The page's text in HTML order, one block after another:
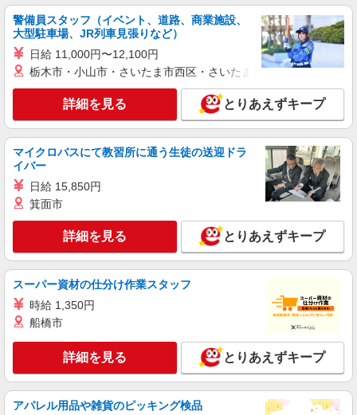
派遣社員
株式会社kotrio /●NG-H-1906775
刈谷駅≫タイパ重視で稼げる看護助手＊無料資
格支援で時給UP
時給1500円〜2125円 ＜日払い有/週払い有/交
通費全支給(ガソリン代含む)＞
刈谷市【刈谷駅近く】
詳細を見る
アルバイト
ス【看護助手】
看護助手（ナースエイド）
時給1,350円 ★週払いOK（規定あり） ※給与
幅は経験・能力による
愛知県刈谷市 【最寄駅】野田新町駅
キープ 詳細を見る
アルバイト パート 派遣社員
日研トータルソーシング株式会社 メディカルケア事業部/知立オフィ
ス【看護助手】
警備員スタッフ（イベント、道路、商業施設、
大型駐車場、JR列車見張りなど）
日給 11,000円〜12,100円
栃木市・小山市・さいたま市西区・さいたま市岩槻区・久喜市・
詳細を見る とりあえずキープ
マイクロバスにて教習所に通う生徒の送迎ドラ
イバー
日給 15,850円
箕面市
詳細を見る とりあえずキープ
スーパー資材の仕分け作業スタッフ
時給 1,350円
船橋市
詳細を見る とりあえずキープ
アパレル用品や雑貨のピッキング検品